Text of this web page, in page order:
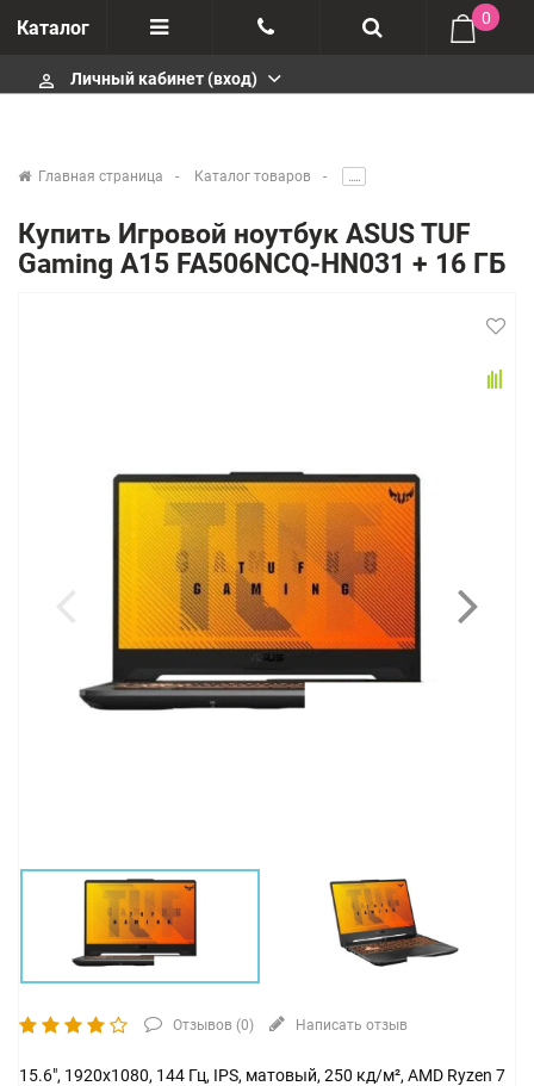
Каталог
Отзывы
Гарантия
+375447430404
infobelm.by@yandex.ru
0
perm_identity Личный кабинет (вход)
Главная страница Каталог товаров .....
Купить Игровой ноутбук ASUS TUF
Gaming A15 FA506NCQ-HN031 + 16 ГБ
Отзывов (0) Написать отзыв
15.6", 1920x1080, 144 Гц, IPS, матовый, 250 кд/м², AMD Ryzen 7